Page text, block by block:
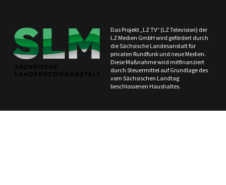
Das Projekt „LZ TV“ (LZ Television) der
LZ Medien GmbH wird gefördert durch
die Sächsische Landesanstalt für
privaten Rundfunk und neue Medien.
Diese Maßnahme wird mitfinanziert
durch Steuermittel auf Grundlage des
vom Sächsischen Landtag
beschlossenen Haushaltes.